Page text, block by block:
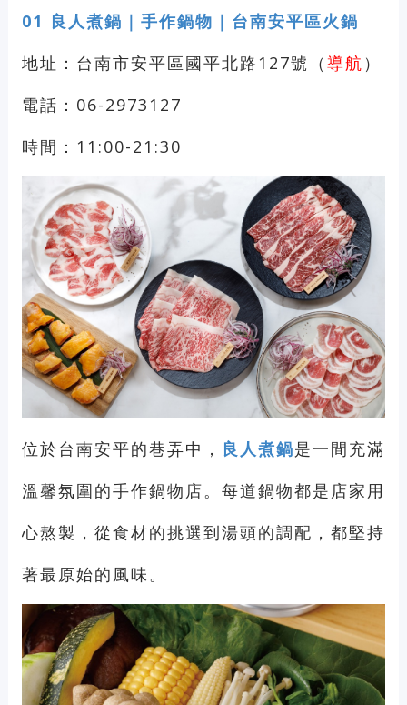
01 良人煮鍋｜手作鍋物｜台南安平區火鍋
地址：台南市安平區國平北路127號（ 導航 ）
電話：06-2973127
時間：11:00-21:30
位於台南安平的巷弄中， 良人煮鍋是一間充滿
溫馨氛圍的手作鍋物店。每道鍋物都是店家用
心熬製，從食材的挑選到湯頭的調配，都堅持
著最原始的風味。